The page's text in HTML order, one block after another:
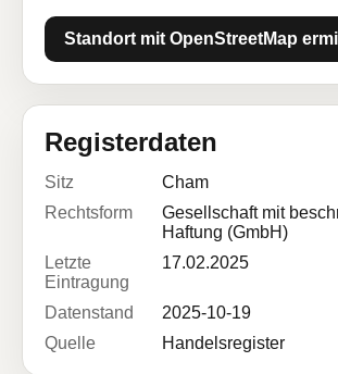
Standort mit OpenStreetMap
Registerdaten
Sitz
Cham
Rechtsform
Gesellschaft mit
Haftung (GmbH)
Letzte
Eintragung
17.02.2025
Datenstand
2025-10-19
Quelle
Handelsregister